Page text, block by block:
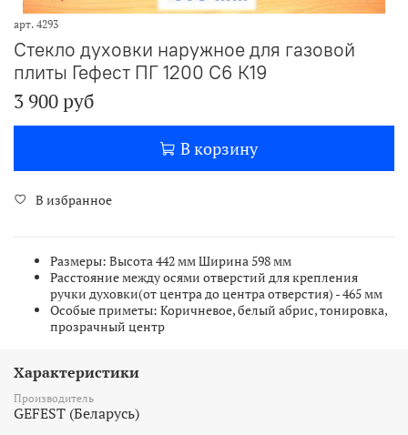
арт. 4293
Стекло духовки наружное для газовой
плиты Гефест ПГ 1200 С6 К19
3 900 руб
В корзину
В избранное
Размеры: Высота 442 мм Ширина 598 мм
Расстояние между осями отверстий для крепления
ручки духовки(от центра до центра отверстия) - 465 мм
Особые приметы: Коричневое, белый абрис, тонировка,
прозрачный центр
Характеристики
Производитель
GEFEST (Беларусь)